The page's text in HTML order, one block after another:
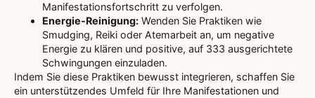
Manifestationsfortschritt zu verfolgen.
Energie-Reinigung: Wenden Sie Praktiken wie
Smudging, Reiki oder Atemarbeit an, um negative
Energie zu klären und positive, auf 333 ausgerichtete
Schwingungen einzuladen.
Indem Sie diese Praktiken bewusst integrieren, schaffen Sie
ein unterstützendes Umfeld für Ihre Manifestationen und